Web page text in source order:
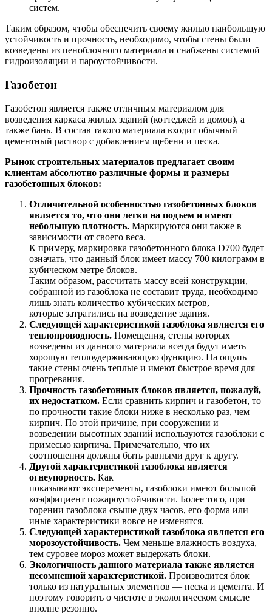
систем.
Таким образом, чтобы обеспечить своему жилью наибольшую
устойчивость и прочность, необходимо, чтобы стены были
возведены из пеноблочного материала и снабжены системой
гидроизоляции и пароустойчивости.
Газобетон
Газобетон является также отличным материалом для
возведения каркаса жилых зданий (коттеджей и домов), а
также бань. В состав такого материала входит обычный
цементный раствор с добавлением щебени и песка.
Рынок строительных материалов предлагает своим
клиентам абсолютно различные формы и размеры
газобетонных блоков:
Отличительной особенностью газобетонных блоков
является то, что они легки на подъем и имеют
небольшую плотность. Маркируются они также в
зависимости от своего веса.
К примеру, маркировка газобетонного блока D700 будет
означать, что данный блок имеет массу 700 килограмм в
кубическом метре блоков.
Таким образом, рассчитать массу всей конструкции,
собранной из газоблока не составит труда, необходимо
лишь знать количество кубических метров,
которые затратились на возведение здания.
Следующей характеристикой газоблока является его
теплопроводность. Помещения, стены которых
возведены из данного материала всегда будут иметь
хорошую теплоудерживающую функцию. На ощупь
такие стены очень теплые и имеют быстрое время для
прогревания.
Прочность газобетонных блоков является, пожалуй,
их недостатком. Если сравнить кирпич и газобетон, то
по прочности такие блоки ниже в несколько раз, чем
кирпич. По этой причине, при сооружении и
возведении высотных зданий используются газоблоки с
примесью кирпича. Примечательно, что их
соотношения должны быть равными друг к другу.
Другой характеристикой газоблока является
огнеупорность. Как
показывают эксперементы, газоблоки имеют большой
коэффициент пожароустойчивости. Более того, при
горении газоблока свыше двух часов, его форма или
иные характеристики вовсе не изменятся.
Следующей характеристикой газоблока является его
морозоустойчивость. Чем меньше влажность воздуха,
тем суровее мороз может выдержать блоки.
Экологичность данного материала также является
несомненной характеристикой. Производится блок
только из натуральных элементов — песка и цемента. И
поэтому говорить о чистоте в экологическом смысле
вполне резонно.